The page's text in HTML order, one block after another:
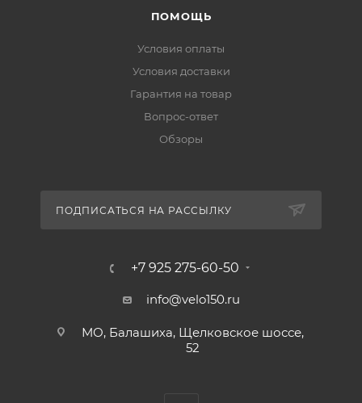
ПОМОЩЬ
Условия оплаты
Условия доставки
Гарантия на товар
Вопрос-ответ
Обзоры
ПОДПИСАТЬСЯ НА РАССЫЛКУ
+7 925 275-60-50
info@velo150.ru
МО, Балашиха, Щелковское шоссе,
52